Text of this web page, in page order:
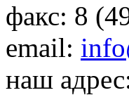
факс: 8
email:
наш